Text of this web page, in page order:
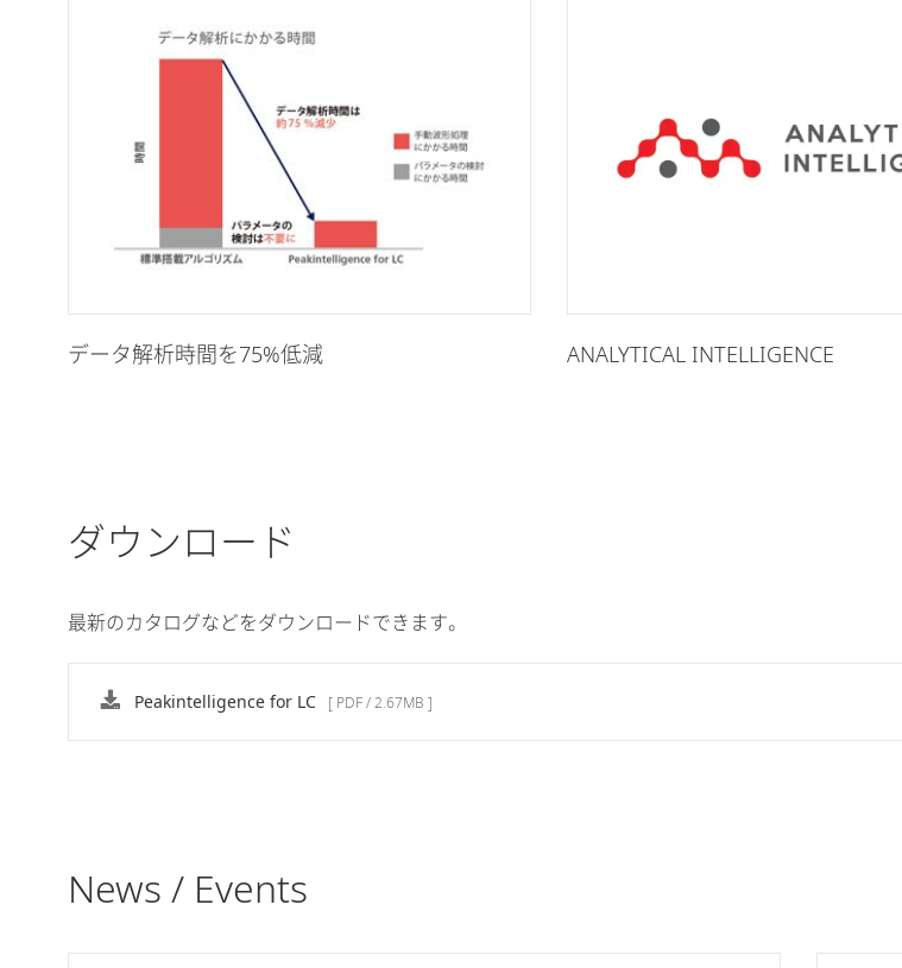
データ解析時間を75%低減 ANALYTICAL INTELLIGENCE
ダウンロード
最新のカタログなどをダウンロードできます。
Peakintelligence for LC [ PDF / 2.67MB ]
News / Events